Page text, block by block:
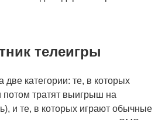
телеигры
две категории: те, в которых
потом тратят выигрыш на
и те, в которых играют обычные